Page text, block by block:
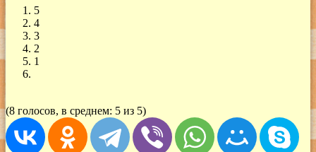
5
4
3
2
1
(8 голосов, в среднем: 5 из 5)